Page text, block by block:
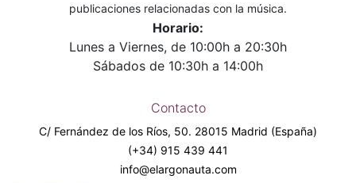
publicaciones relacionadas con la música.
Horario:
Lunes a Viernes, de 10:00h a 20:30h
Sábados de 10:30h a 14:00h
Contacto
C/ Fernández de los Ríos, 50. 28015 Madrid (España)
(+34) 915 439 441
info@elargonauta.com